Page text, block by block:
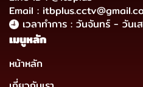
Email :
เวลาทำการ : วันจันทร์ - วัน
เมนูหลัก
หน้าหลัก